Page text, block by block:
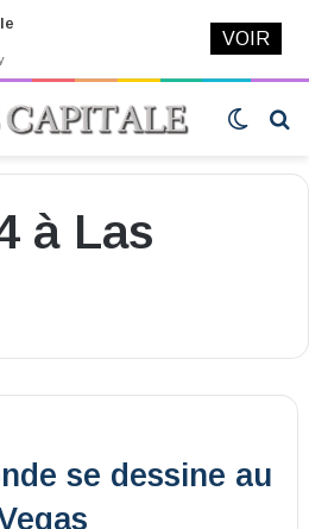
Switch
à Las
se dessine au
VOIR